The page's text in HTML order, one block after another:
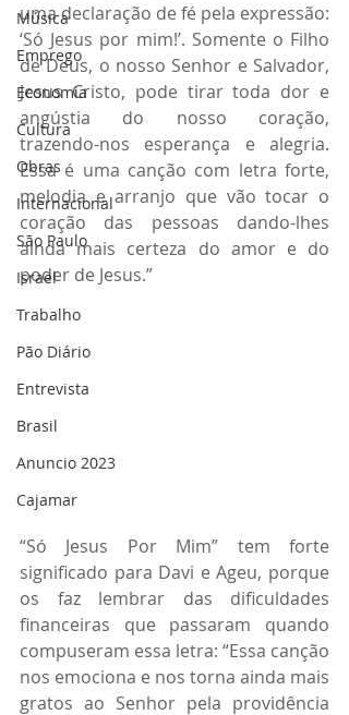
Música
Emprego
Economia
Cultura
Obras
Internacional
São Paulo
Israel
Trabalho
Pão Diário
Entrevista
Brasil
Anuncio 2023
Cajamar
uma declaração de fé pela expressão:
‘Só Jesus por mim!’. Somente o Filho
de Deus, o nosso Senhor e Salvador,
Jesus Cristo, pode tirar toda dor e
angústia do nosso coração,
trazendo-nos esperança e alegria.
Essa é uma canção com letra forte,
melodia e arranjo que vão tocar o
coração das pessoas dando-lhes
ainda mais certeza do amor e do
poder de Jesus.”
“Só Jesus Por Mim” tem forte
significado para Davi e Ageu, porque
os faz lembrar das dificuldades
financeiras que passaram quando
compuseram essa letra: “Essa canção
nos emociona e nos torna ainda mais
gratos ao Senhor pela providência